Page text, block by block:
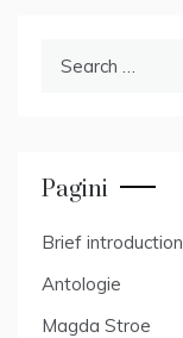
Pagini
Brief introduction
Antologie
Magda Stroe